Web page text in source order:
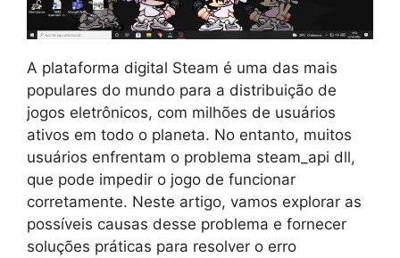
A plataforma digital Steam é uma das mais
populares do mundo para a distribuição de
jogos eletrônicos, com milhões de usuários
ativos em todo o planeta. No entanto, muitos
usuários enfrentam o problema steam_api dll,
que pode impedir o jogo de funcionar
corretamente. Neste artigo, vamos explorar as
possíveis causas desse problema e fornecer
soluções práticas para resolver o erro